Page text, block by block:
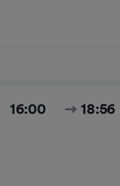
16:00 18:56